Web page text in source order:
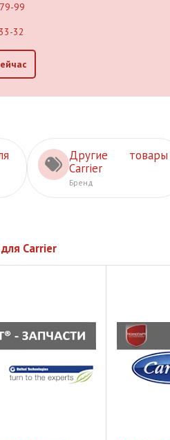
99
32
Другие товары
Carrier
Бренд
Carrier